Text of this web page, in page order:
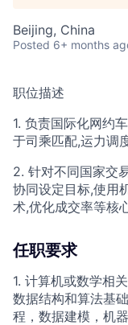
Beijing, China
Posted 6+ months
职位描述
1. 负责国际化网约
于司乘匹配,运力调
2. 针对不同国家交
协同设定目标,使用
术,优化成交率等核
任职要求
1. 计算机或数学相
数据结构和算法基
程，数据建模，机